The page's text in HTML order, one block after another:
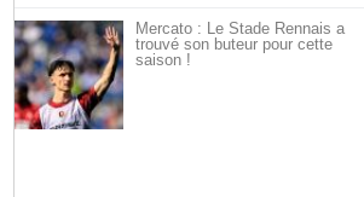
Mercato : Le Stade Rennais a
trouvé son buteur pour cette
saison !